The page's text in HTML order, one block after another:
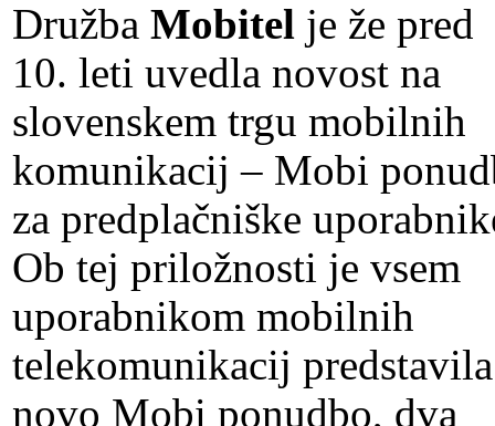
Družba Mobitel je že pred
10. leti uvedla novost na
slovenskem trgu mobilnih
komunikacij – Mobi
za predplačniške
Ob tej priložnosti je vsem
uporabnikom mobilnih
telekomunikacij predstavila
novo Mobi ponudbo, dva